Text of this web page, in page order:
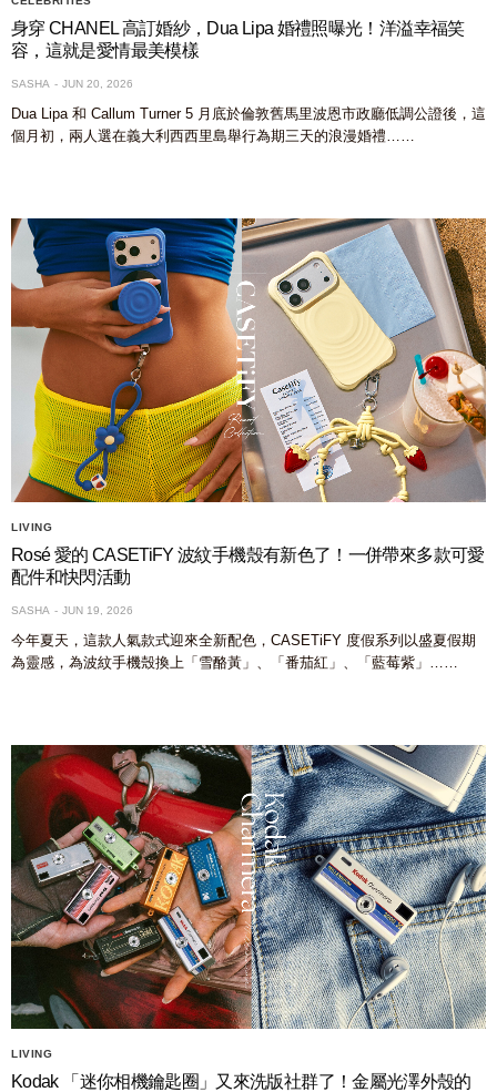
身穿 CHANEL 高訂婚紗，Dua Lipa 婚禮照曝光！洋溢幸福笑
容，這就是愛情最美模樣
SASHA JUN 20, 2026
Dua Lipa 和 Callum Turner 5 月底於倫敦舊馬里波恩市政廳低調公證後，這
個月初，兩人選在義大利西西里島舉行為期三天的浪漫婚禮……
LIVING
Rosé 愛的 CASETiFY 波紋手機殼有新色了！一併帶來多款可愛
配件和快閃活動
SASHA JUN 19, 2026
今年夏天，這款人氣款式迎來全新配色，CASETiFY 度假系列以盛夏假期
為靈感，為波紋手機殼換上「雪酪黃」、「番茄紅」、「藍莓紫」……
LIVING
Kodak 「迷你相機鑰匙圈」又來洗版社群了！金屬光澤外殼的